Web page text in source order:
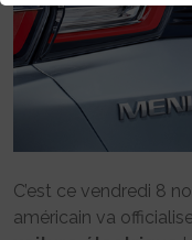
C’est ce vendredi 8
américain va